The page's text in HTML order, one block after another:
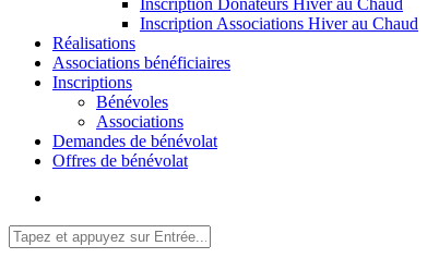
Inscription Donateurs Hiver au Chaud
Inscription Associations Hiver au Chaud
Réalisations
Associations bénéficiaires
Inscriptions
Bénévoles
Associations
Demandes de bénévolat
Offres de bénévolat